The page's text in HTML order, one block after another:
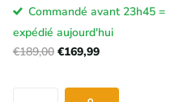
Commandé avant 23h45 =
expédié aujourd'hui
€189,00 €169,99